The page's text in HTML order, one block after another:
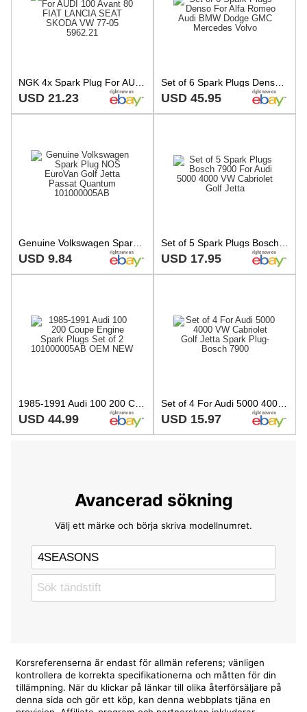
USD 21.23 USD 45.95
Genuine Volkswagen Spark Plug NOS EuroVan Golf Jetta Passat Quantum 101000005AB
USD 9.84 USD 17.95
1985-1991 Audi 100 200 Coupe Engine Spark Plugs Set of 2 101000005AB OEM NEW
USD 44.99 USD 15.97
Avancerad sökning
Välj ett märke och börja skriva modellnumret.
Korsreferenserna är endast för allmän referens; vänligen
kontrollera de korrekta specifikationerna och måtten för din
tillämpning. När du klickar på länkar till olika återförsäljare på
denna sida och gör ett köp, kan denna webbplats tjäna en